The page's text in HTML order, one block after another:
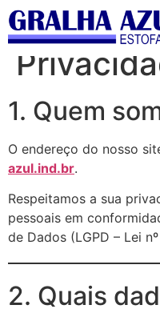
Política
1. Quem
O endereço do nosso
azul.ind.br.
Respeitamos a sua
pessoais em
de Dados (LGPD – Lei
2. Quais